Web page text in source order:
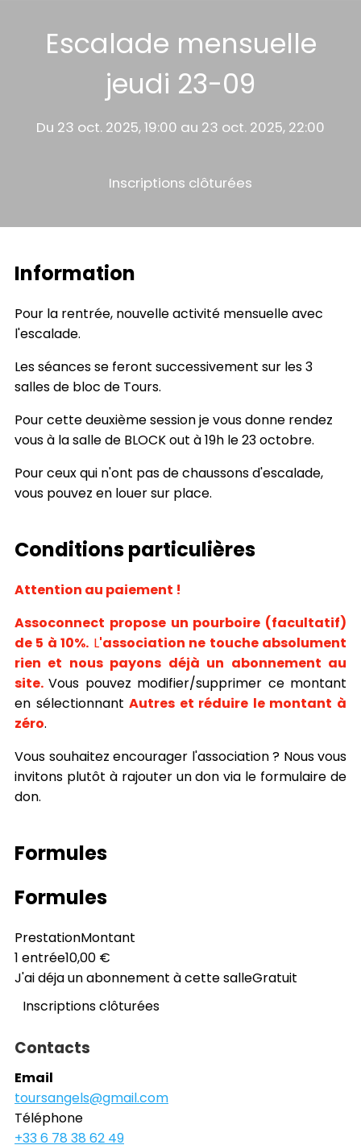
Escalade mensuelle
jeudi 23-09
Du 23 oct. 2025, 19:00 au 23 oct. 2025, 22:00
Inscriptions clôturées
Information
Pour la rentrée, nouvelle activité mensuelle avec
l'escalade.
Les séances se feront successivement sur les 3
salles de bloc de Tours.
Pour cette deuxième session je vous donne rendez
vous à la salle de BLOCK out à 19h le 23 octobre.
Pour ceux qui n'ont pas de chaussons d'escalade,
vous pouvez en louer sur place.
Conditions particulières
Attention au paiement !
Assoconnect propose un pourboire (facultatif)
de 5 à 10%. L'association ne touche absolument
rien et nous payons déjà un abonnement au
site. Vous pouvez modifier/supprimer ce montant
en sélectionnantAutres et réduire le montant à
zéro.
Vous souhaitez encourager l'association ? Nous vous
invitons plutôt à rajouter un don via le formulaire de
don.
Formules
Formules
PrestationMontant
1 entrée10,00 €
J'ai déja un abonnement à cette salleGratuit
Inscriptions clôturées
Contacts
Email
toursangels@gmail.com
Téléphone
+33 6 78 38 62 49